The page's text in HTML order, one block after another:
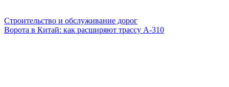
Строительство и обслуживание дорог
Ворота в Китай: как расширяют трассу А-310